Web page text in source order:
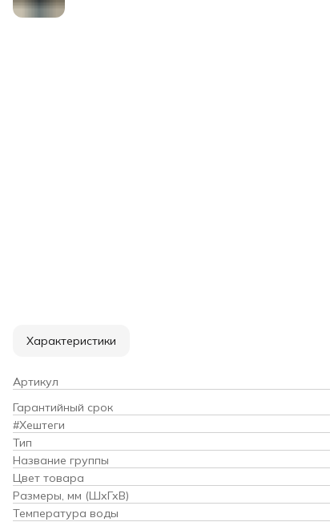
Характеристики
Артикул
Гарантийный срок
#Хештеги
Тип
Название группы
Цвет товара
Размеры, мм (ШхГхВ)
Температура воды